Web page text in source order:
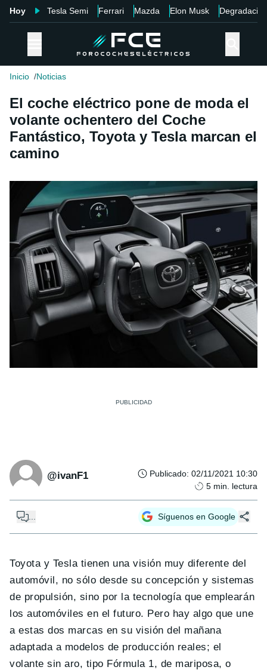
Hoy Tesla Semi Ferrari Mazda Elon Musk Degradación
Inicio Noticias
El coche eléctrico pone de moda el
volante ochentero del Coche
Fantástico, Toyota y Tesla marcan el
camino
@ivanF1 Publicado: 02/11/2021 10:30
5 min. lectura
Síguenos en Google
Toyota y Tesla tienen una visión muy diferente del
automóvil, no sólo desde su concepción y sistemas
de propulsión, sino por la tecnología que emplearán
los automóviles en el futuro. Pero hay algo que une
a estas dos marcas en su visión del mañana
adaptada a modelos de producción reales; el
volante sin aro, tipo Fórmula 1, de mariposa, o